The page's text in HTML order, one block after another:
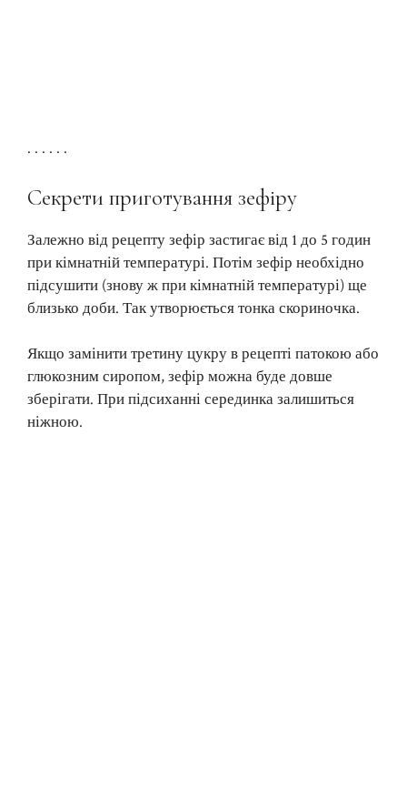
. . . . . .
Секрети приготування зефіру
Залежно від рецепту зефір застигає від 1 до 5 годин
при кімнатній температурі. Потім зефір необхідно
підсушити (знову ж при кімнатній температурі) ще
близько доби. Так утворюється тонка скориночка.
Якщо замінити третину цукру в рецепті патокою або
глюкозним сиропом, зефір можна буде довше
зберігати. При підсиханні серединка залишиться
ніжною.